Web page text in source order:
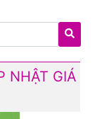
NHẬT GIÁ